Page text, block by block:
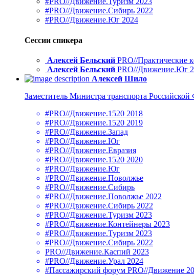
#PRO//Движение.Сибирь 2022
#PRO//Движение.Юг 2024
Сессии спикера
Алексей Бельский PRO//Практические
Алексей Бельский PRO//Движение.Юг
Алексей Шило
Заместитель Министра транспорта Российской
#PRO//Движение.1520 2018
#PRO//Движение.1520 2019
#PRO//Движение.Запад
#PRO//Движение.Юг
#PRO//Движение.Евразия
#PRO//Движение.1520 2020
#PRO//Движение.Юг
#PRO//Движение.Поволжье
#PRO//Движение.Сибирь
#PRO//Движение.Поволжье 2022
#PRO//Движение.Сибирь 2022
#PRO//Движение.Туризм 2023
#PRO//Движение.Контейнеры 2023
#PRO//Движение.Туризм 2023
#PRO//Движение.Сибирь 2022
PRO//Движение.Каспий 2023
#PRO//Движение.Урал 2024
#Пассажирский форум PRO//Движение